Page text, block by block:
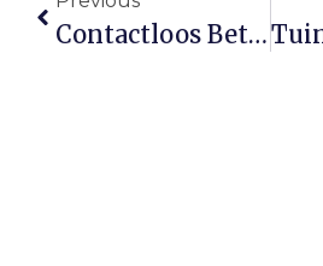
Contactloos Betalen: Hoe Kleine Bedragen Opstapelen